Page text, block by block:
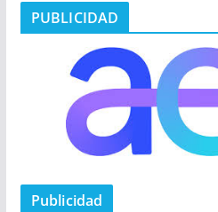
PUBLICIDAD
Publicidad